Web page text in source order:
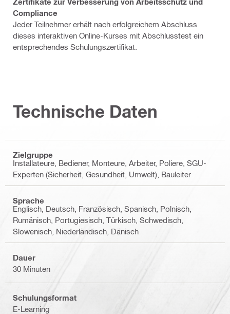
Compliance
Jeder Teilnehmer erhält nach erfolgreichem Abschluss
dieses interaktiven Online-Kurses mit Abschlusstest ein
entsprechendes Schulungszertifikat.
Technische Daten
Zielgruppe
Installateure, Bediener, Monteure, Arbeiter, Poliere, SGU-
Experten (Sicherheit, Gesundheit, Umwelt), Bauleiter
Sprache
Englisch, Deutsch, Französisch, Spanisch, Polnisch,
Rumänisch, Portugiesisch, Türkisch, Schwedisch,
Slowenisch, Niederländisch, Dänisch
Dauer
30 Minuten
Schulungsformat
E-Learning